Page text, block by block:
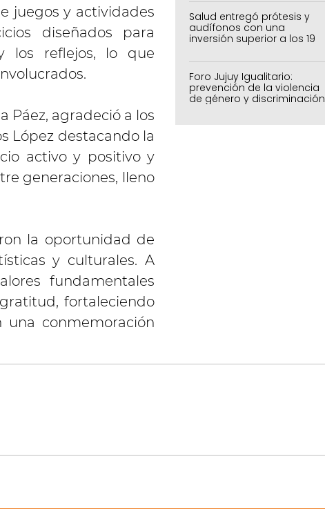
juegos y actividades
diseñados para
los reflejos, lo que
Páez, agradeció a los
López destacando la
activo y positivo y
generaciones, lleno
la oportunidad de
y culturales. A
fundamentales
fortaleciendo
una conmemoración
Salud entregó prótesis y
audífonos con una
inversión superior a los 19
millones de pesos
Foro Jujuy Igualitario:
prevención de la violencia
de género y discriminación